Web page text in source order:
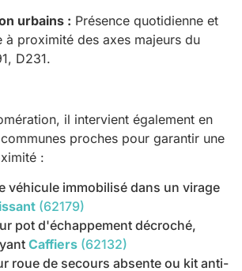
urbains : Présence quotidienne et
à proximité des axes majeurs du
D231.
il intervient également en
proches pour garantir une
:
véhicule immobilisé dans un virage
(62179)
pot d'échappement décroché,
Caffiers (62132)
roue de secours absente ou kit anti-